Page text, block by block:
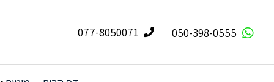
050-398-0555
077-8050071